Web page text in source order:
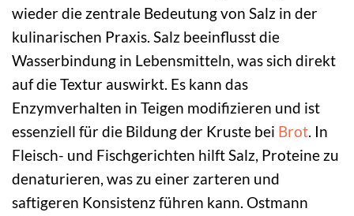
wieder die zentrale Bedeutung von Salz in der
kulinarischen Praxis. Salz beeinflusst die
Wasserbindung in Lebensmitteln, was sich direkt
auf die Textur auswirkt. Es kann das
Enzymverhalten in Teigen modifizieren und ist
essenziell für die Bildung der Kruste bei Brot. In
Fleisch- und Fischgerichten hilft Salz, Proteine zu
denaturieren, was zu einer zarteren und
saftigeren Konsistenz führen kann. Ostmann